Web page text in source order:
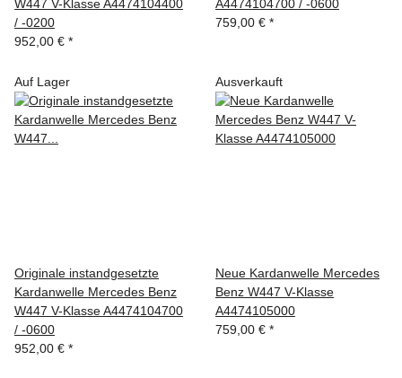
W447 V-Klasse A4474104400
/ -0200
952,00 € *
A4474104700 / -0600
759,00 € *
Auf Lager
Originale instandgesetzte
Kardanwelle Mercedes Benz
W447 V-Klasse A4474104700
/ -0600
952,00 € *
Ausverkauft
Neue Kardanwelle Mercedes
Benz W447 V-Klasse
A4474105000
759,00 € *